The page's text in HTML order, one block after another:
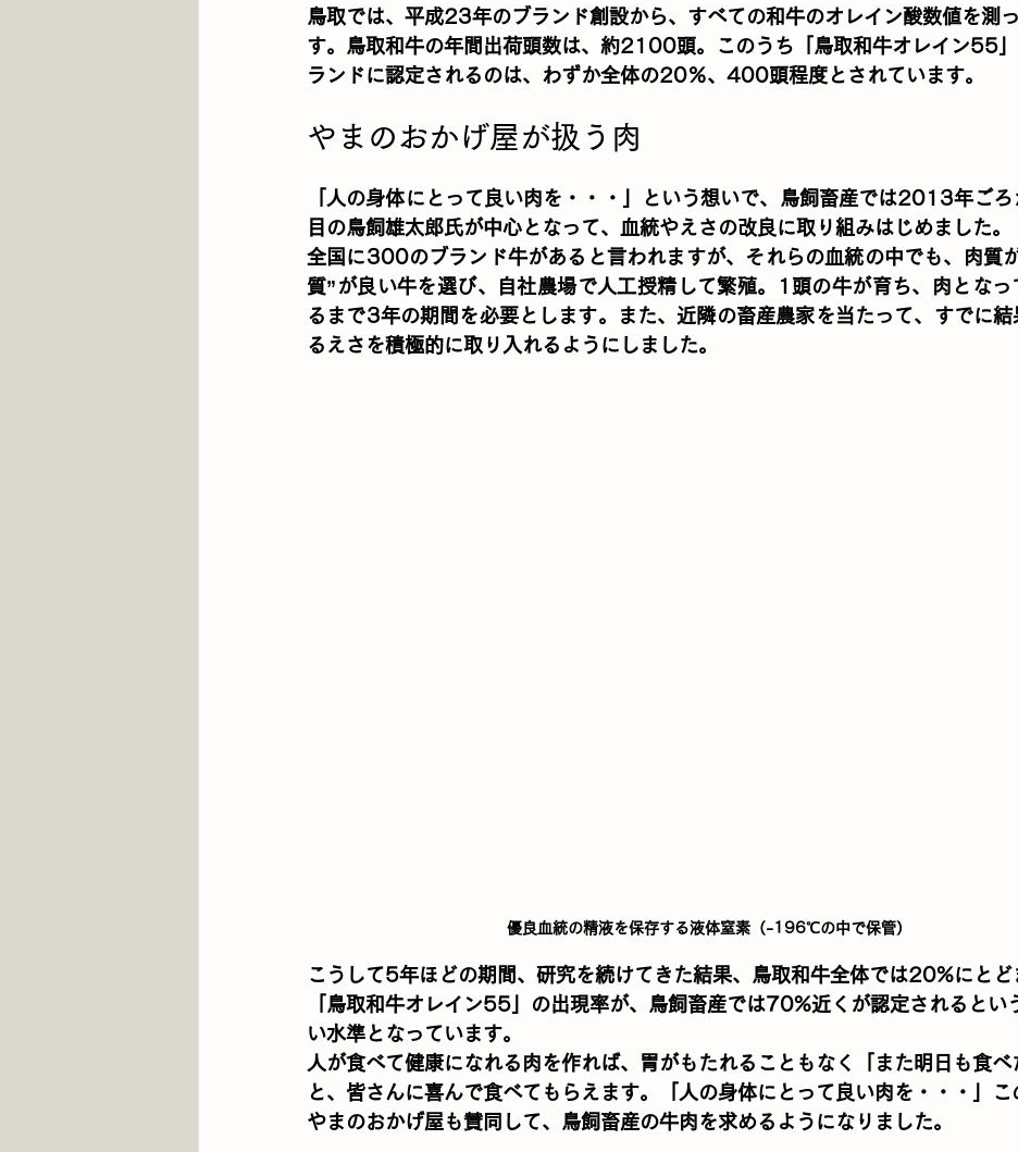
鳥取では、平成23年のブランド創設から、すべての和牛のオレイン酸数値を測
す。鳥取和牛の年間出荷頭数は、約2100頭。このうち「鳥取和牛オレイン55
ランドに認定されるのは、わずか全体の20％、400頭程度とされています。
やまのおかげ屋が扱う肉
「人の身体にとって良い肉を・・・」という想いで、鳥飼畜産では2013年ご
目の鳥飼雄太郎氏が中心となって、血統やえさの改良に取り組みはじめました。
全国に300のブランド牛があると言われますが、それらの血統の中でも、肉質
質”が良い牛を選び、自社農場で人工授精して繁殖。1頭の牛が育ち、肉となっ
るまで3年の期間を必要とします。また、近隣の畜産農家を当たって、すでに結
るえさを積極的に取り入れるようにしました。
優良血統の精液を保存する液体窒素（-196℃の中で保管）
こうして5年ほどの期間、研究を続けてきた結果、鳥取和牛全体では20%にとど
「鳥取和牛オレイン55」の出現率が、鳥飼畜産では70%近くが認定されるとい
い水準となっています。
人が食べて健康になれる肉を作れば、胃がもたれることもなく「また明日も食べ
と、皆さんに喜んで食べてもらえます。「人の身体にとって良い肉を・・・」こ
やまのおかげ屋も賛同して、鳥飼畜産の牛肉を求めるようになりました。